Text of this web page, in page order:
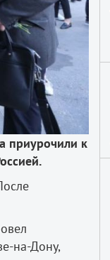
приурочили к
на-Дону,